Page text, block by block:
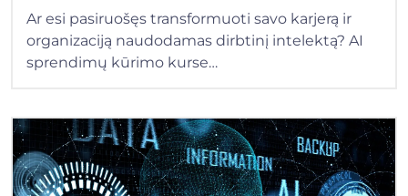
Ar esi pasiruošęs transformuoti savo karjerą ir
organizaciją naudodamas dirbtinį intelektą? AI
sprendimų kūrimo kurse…